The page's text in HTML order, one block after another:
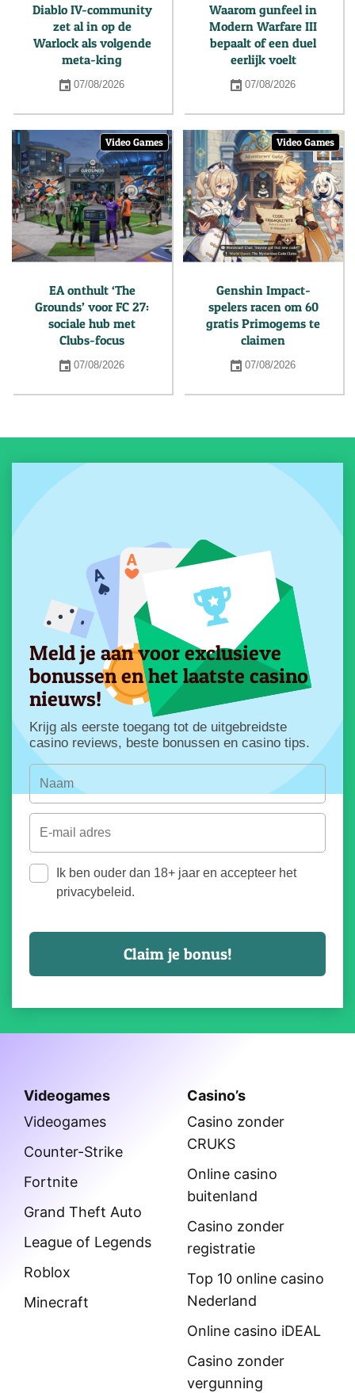
Diablo IV-community
zet al in op de
Warlock als volgende
meta-king
07/08/2026
Waarom gunfeel in
Modern Warfare III
bepaalt of een duel
eerlijk voelt
07/08/2026
Video Games
EA onthult ‘The
Grounds’ voor FC 27:
sociale hub met
Clubs-focus
07/08/2026
Video Games
Genshin Impact-
spelers racen om 60
gratis Primogems te
claimen
07/08/2026
Meld je aan voor exclusieve
bonussen en het laatste casino
nieuws!
Krijg als eerste toegang tot de uitgebreidste
casino reviews, beste bonussen en casino tips.
Ik ben ouder dan 18+ jaar en accepteer het
privacybeleid.
Videogames
Videogames
Counter-Strike
Fortnite
Grand Theft Auto
League of Legends
Roblox
Minecraft
Casino’s
Casino zonder
CRUKS
Online casino
buitenland
Casino zonder
registratie
Top 10 online casino
Nederland
Online casino iDEAL
Casino zonder
vergunning